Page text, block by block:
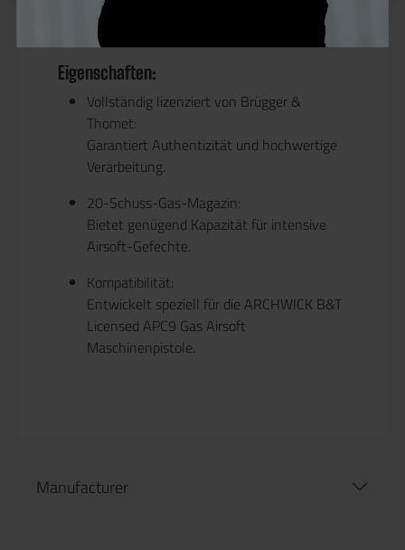
und originalgetreues Design.
Eigenschaften:
Vollständig lizenziert von Brügger &
Thomet:
Garantiert Authentizität und hochwertige
Verarbeitung.
20-Schuss-Gas-Magazin:
Bietet genügend Kapazität für intensive
Airsoft-Gefechte.
Kompatibilität:
Entwickelt speziell für die ARCHWICK B&T
Licensed APC9 Gas Airsoft
Maschinenpistole.
Manufacturer